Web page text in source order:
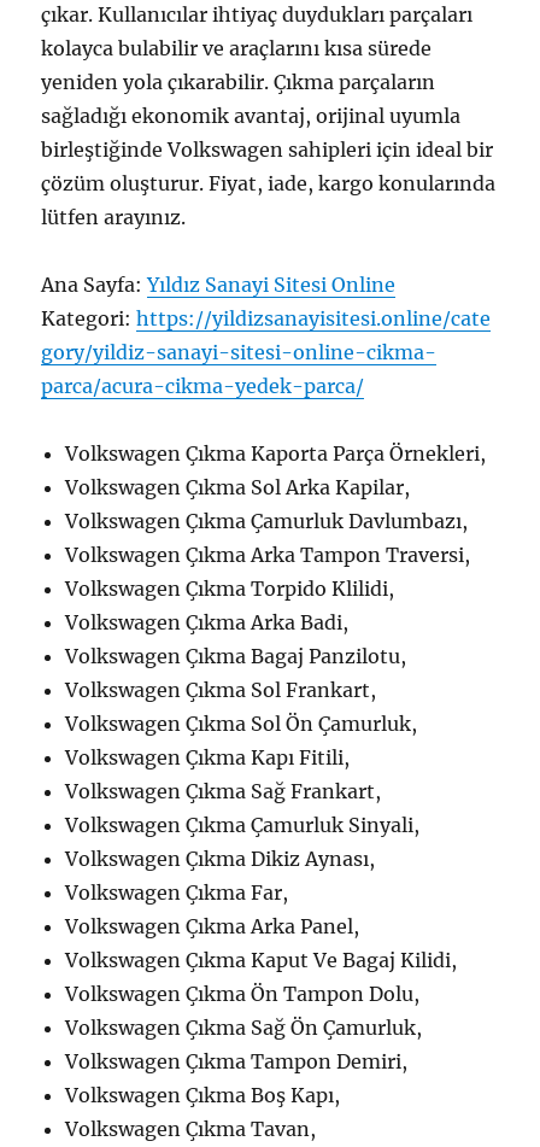
çıkar. Kullanıcılar ihtiyaç duydukları parçaları
kolayca bulabilir ve araçlarını kısa sürede
yeniden yola çıkarabilir. Çıkma parçaların
sağladığı ekonomik avantaj, orijinal uyumla
birleştiğinde Volkswagen sahipleri için ideal bir
çözüm oluşturur. Fiyat, iade, kargo konularında
lütfen arayınız.
Ana Sayfa:Yıldız Sanayi Sitesi Online
Kategori:https://yildizsanayisitesi.online/cate
gory/yildiz-sanayi-sitesi-online-cikma-
parca/acura-cikma-yedek-parca/
Volkswagen Çıkma Kaporta Parça Örnekleri,
Volkswagen Çıkma Sol Arka Kapilar,
Volkswagen Çıkma Çamurluk Davlumbazı,
Volkswagen Çıkma Arka Tampon Traversi,
Volkswagen Çıkma Torpido Klilidi,
Volkswagen Çıkma Arka Badi,
Volkswagen Çıkma Bagaj Panzilotu,
Volkswagen Çıkma Sol Frankart,
Volkswagen Çıkma Sol Ön Çamurluk,
Volkswagen Çıkma Kapı Fitili,
Volkswagen Çıkma Sağ Frankart,
Volkswagen Çıkma Çamurluk Sinyali,
Volkswagen Çıkma Dikiz Aynası,
Volkswagen Çıkma Far,
Volkswagen Çıkma Arka Panel,
Volkswagen Çıkma Kaput Ve Bagaj Kilidi,
Volkswagen Çıkma Ön Tampon Dolu,
Volkswagen Çıkma Sağ Ön Çamurluk,
Volkswagen Çıkma Tampon Demiri,
Volkswagen Çıkma Boş Kapı,
Volkswagen Çıkma Tavan,